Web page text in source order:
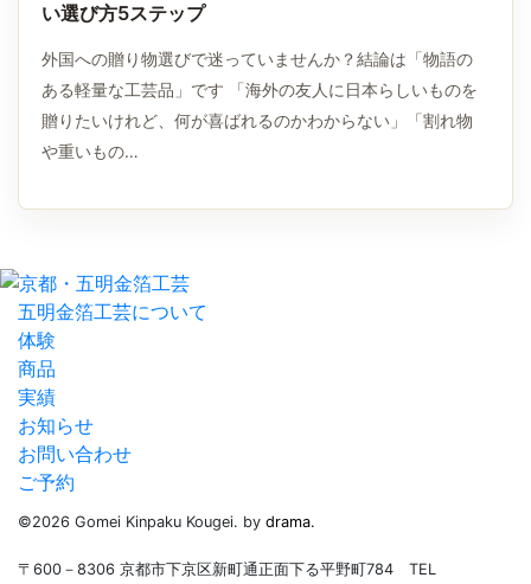
い選び方5ステップ
外国への贈り物選びで迷っていませんか？結論は「物語の
ある軽量な工芸品」です 「海外の友人に日本らしいものを
贈りたいけれど、何が喜ばれるのかわからない」「割れ物
や重いもの…
五明金箔工芸について
体験
商品
実績
お知らせ
お問い合わせ
ご予約
©2026 Gomei Kinpaku Kougei. by drama.
〒600－8306 京都市下京区新町通正面下る平野町784 TEL